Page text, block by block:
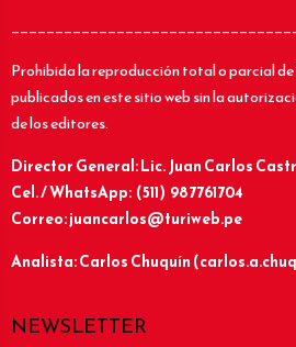
Prohibida la reproducción total o parcial
publicados en este sitio web sin la
de los editores.
Director General: Lic.Juan Carlos
Cel. / WhatsApp: (511) 987761704
Correo: juancarlos@turiweb.pe
Analista: Carlos Chuquín
NEWSLETTER